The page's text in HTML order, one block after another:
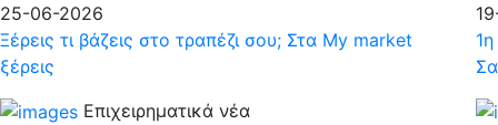
25-06-2026
Ξέρεις τι βάζεις στο τραπέζι σου; Στα My market
ξέρεις
Επιχειρηματικά νέα